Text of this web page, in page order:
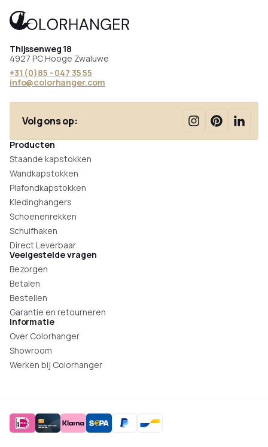
Thijssenweg 18
4927 PC Hooge Zwaluwe
+31 (0)85 - 047 35 55
info@colorhanger.com
Volg ons op:
Producten
Staande kapstokken
Wandkapstokken
Plafondkapstokken
Kledinghangers
Schoenenrekken
Schuifhaken
Direct Leverbaar
Veelgestelde vragen
Bezorgen
Betalen
Bestellen
Garantie en retourneren
Informatie
Over Colorhanger
Showroom
Werken bij Colorhanger